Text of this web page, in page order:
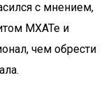
с мнением,
МХАТе и
чем обрести